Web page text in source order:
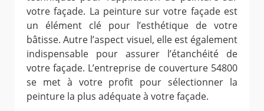
votre façade. La peinture sur votre façade est
un élément clé pour l’esthétique de votre
bâtisse. Autre l’aspect visuel, elle est également
indispensable pour assurer l’étanchéité de
votre façade. L’entreprise de couverture 54800
se met à votre profit pour sélectionner la
peinture la plus adéquate à votre façade.